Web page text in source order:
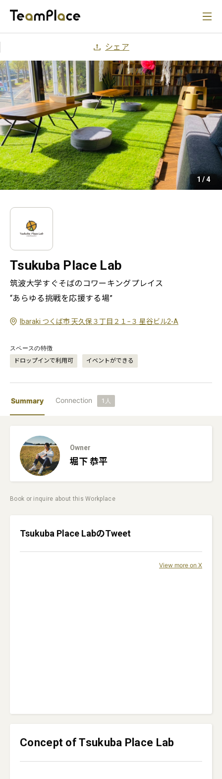
シェア
1 /4
Tsukuba Place Lab
筑波大学すぐそばのコワーキングプレイス
“あらゆる挑戦を応援する場”
Ibaraki つくば市 天久保３丁目２１−３ 星谷ビル2-A
スペースの特徴
ドロップインで利用可 イベントができる
Summary Connection 1 人
Owner
堀下恭平
Book or inquire about this Workplace
Tsukuba Place LabのTweet
View more on X
Concept of Tsukuba Place Lab